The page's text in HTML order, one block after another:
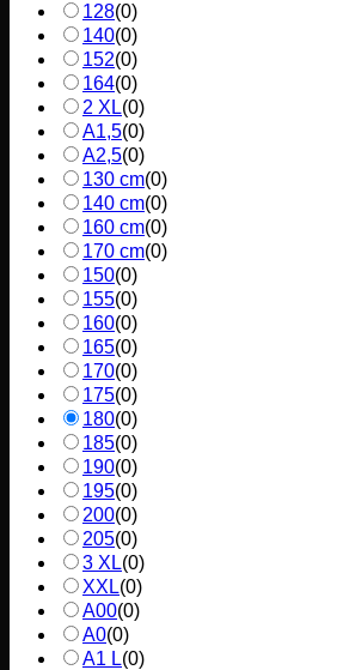
128(0)
140(0)
152(0)
164(0)
2 XL(0)
A1,5(0)
A2,5(0)
130 cm(0)
140 cm(0)
160 cm(0)
170 cm(0)
150(0)
155(0)
160(0)
165(0)
170(0)
175(0)
180(0)
185(0)
190(0)
195(0)
200(0)
205(0)
3 XL(0)
XXL(0)
A00(0)
A0(0)
A1 L(0)